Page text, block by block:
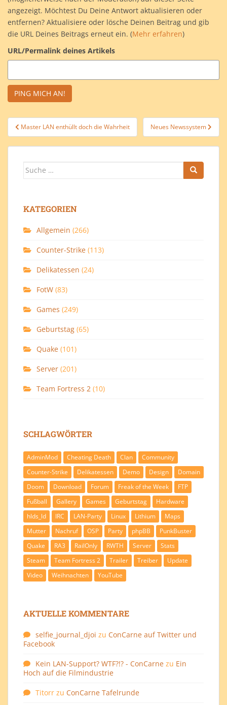
angezeigt. Möchtest Du Deine Antwort aktualisieren oder
entfernen? Aktualisiere oder lösche Deinen Beitrag und gib
die URL Deines Beitrags erneut ein. (Mehr erfahren)
URL/Permalink deines Artikels
Beitragsnavigation
Master LAN enthüllt doch die Wahrheit Neues Newssystem
Suche
KATEGORIEN
Allgemein (266)
Counter-Strike (113)
Delikatessen (24)
FotW (83)
Games (249)
Geburtstag (65)
Quake (101)
Server (201)
Team Fortress 2 (10)
SCHLAGWÖRTER
AdminMod Cheating Death Clan
Community
Counter-Strike
Delikatessen Demo Design
Domain
Doom
Download Forum Freak of the Week
FTP
Fußball
Gallery Games Geburtstag
Hardware
hlds_ld
IRC LAN-Party Linux Lithium
Maps
Mutter
Nachruf OSP Party phpBB
PunkBuster
Quake
RA3 RailOnly RWTH Server
Stats
Steam
Team Fortress 2 Trailer Treiber
Update
Video
Weihnachten YouTube
AKTUELLE KOMMENTARE
selfie_journal_djoi zu ConCarne auf Twitter und
Facebook
Kein LAN-Support? WTF?!? - ConCarne zu Ein
Hoch auf die Filmindustrie
Titorr zu ConCarne Tafelrunde